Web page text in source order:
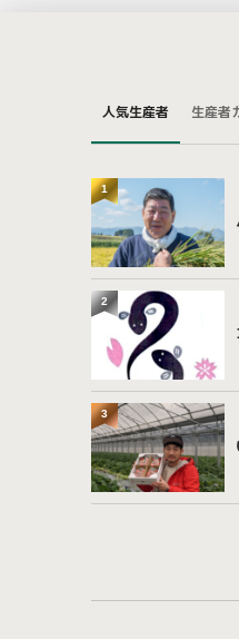
人気生産者 生産者
1
2
3